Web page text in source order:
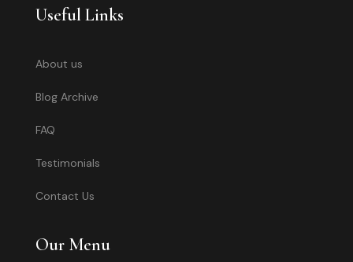
Useful Links
About us
Blog Archive
FAQ
Testimonials
Contact Us
Our Menu